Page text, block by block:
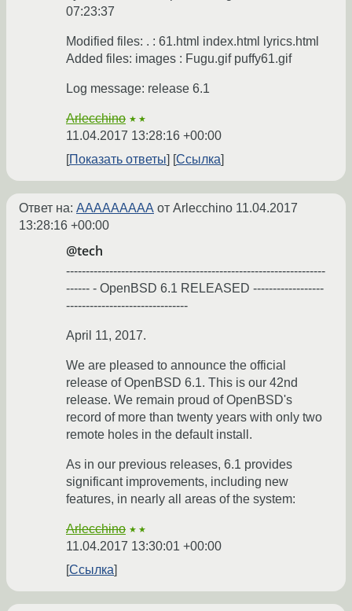
07:23:37
Modified files: . : 61.html index.html lyrics.html
Added files: images : Fugu.gif puffy61.gif
Log message: release 6.1
Arlecchino ★★
11.04.2017 13:28:16 +00:00
Показать ответы
Ссылка
Ответ на: ААААААААА от Arlecchino 11.04.2017
13:28:16 +00:00
@tech
------------------------------------------------------------------
------ - OpenBSD 6.1 RELEASED ------------------
-------------------------------
April 11, 2017.
We are pleased to announce the official
release of OpenBSD 6.1. This is our 42nd
release. We remain proud of OpenBSD's
record of more than twenty years with only two
remote holes in the default install.
As in our previous releases, 6.1 provides
significant improvements, including new
features, in nearly all areas of the system:
Arlecchino ★★
11.04.2017 13:30:01 +00:00
Ссылка